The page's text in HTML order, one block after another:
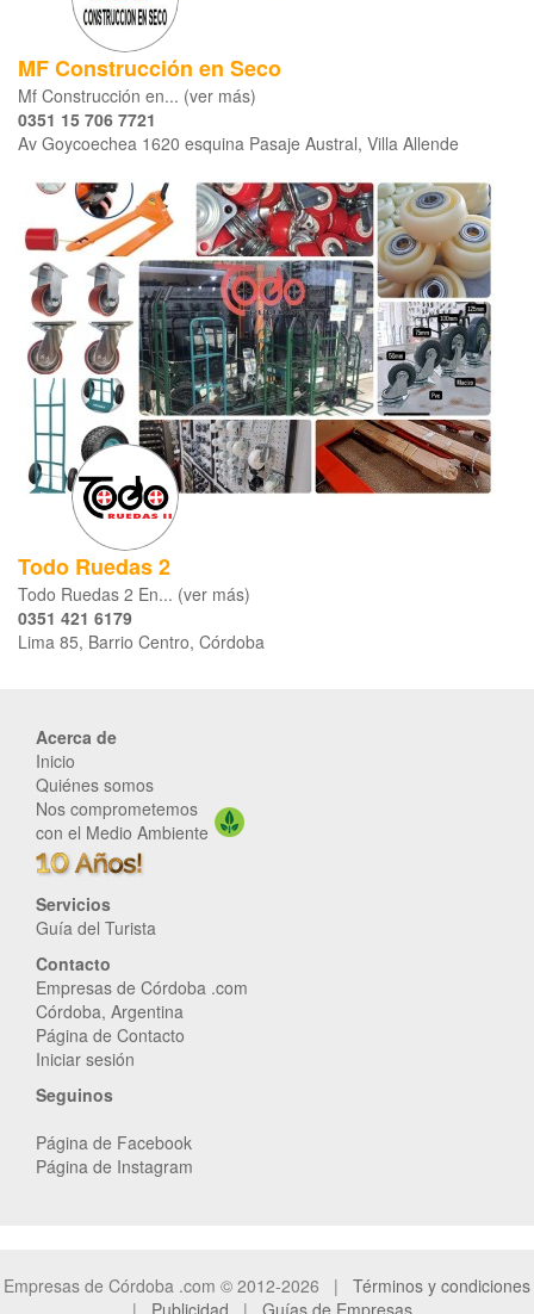
MF Construcción en Seco
Mf Construcción en... (ver más)
0351 15 706 7721
Av Goycoechea 1620 esquina Pasaje Austral, Villa Allende
Todo Ruedas 2
Todo Ruedas 2 En... (ver más)
0351 421 6179
Lima 85, Barrio Centro, Córdoba
Acerca de
Inicio
Quiénes somos
Nos comprometemos
con el Medio Ambiente
Servicios
Guía del Turista
Contacto
Empresas de Córdoba .com
Córdoba, Argentina
Página de Contacto
Iniciar sesión
Seguinos
Página de Facebook
Página de Instagram
Empresas de Córdoba .com © 2012-2026 | Términos y condiciones
| Publicidad | Guías de Empresas